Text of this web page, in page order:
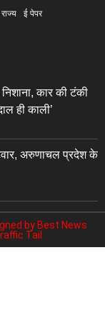
राज्य ई पेपर
कार की टंकी
ही काली’
अरुणाचल प्रदेश के
by Best News
Tail